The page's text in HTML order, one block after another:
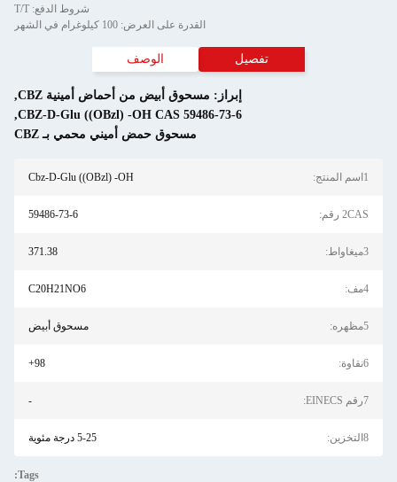
شروط الدفع: T/T
القدرة على العرض: 100 كيلوغرام في الشهر
تفصيل الوصف
إبراز: مسحوق أبيض من أحماض أمينية CBZ
,
CBZ-D-Glu ((OBzl) -OH CAS 59486-73-6
,
مسحوق حمض أميني محمي بـ CBZ
1اسم المنتج: Cbz-D-Glu ((OBzl) -OH
2CAS رقم: 59486-73-6
3ميغاواط: 371.38
4مف: C20H21NO6
5مظهره: مسحوق أبيض
6نقاوة: 98+
7رقم EINECS: -
8التخزين: 5-25 درجة مئوية
Tags: